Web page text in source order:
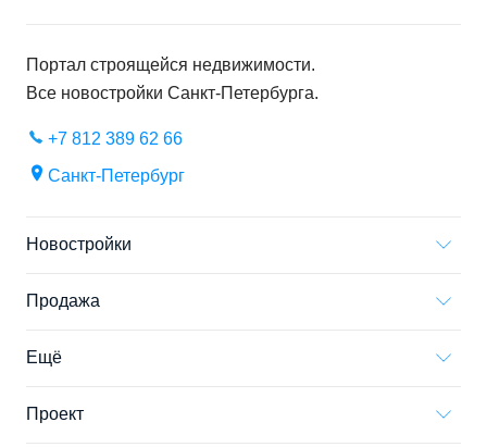
Портал строящейся недвижимости.
Все новостройки Санкт-Петербурга.
+7 812 389 62 66
Санкт-Петербург
Новостройки
Продажа
Ещё
Проект